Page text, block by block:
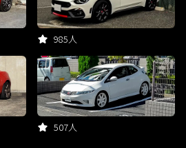
985人
507人